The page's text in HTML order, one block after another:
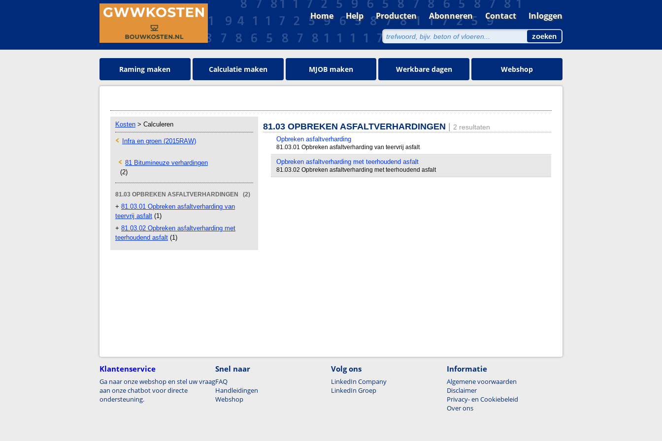
Home Help Producten Abonneren Contact Inloggen
Raming maken Calculatie maken MJOB maken Werkbare dagen Webshop
Kosten > Calculeren
Infra en groen (2015RAW)
81 Bitumineuze verhardingen
(2)
81.03 OPBREKEN ASFALTVERHARDINGEN (2)
+ 81.03.01 Opbreken asfaltverharding van
teervrij asfalt (1)
+ 81.03.02 Opbreken asfaltverharding met
teerhoudend asfalt (1)
81.03 OPBREKEN ASFALTVERHARDINGEN 2 resultaten
Opbreken asfaltverharding
81.03.01 Opbreken asfaltverharding van teervrij asfalt
Opbreken asfaltverharding met teerhoudend asfalt
81.03.02 Opbreken asfaltverharding met teerhoudend asfalt
Klantenservice
Ga naar onze webshop en stel uw vraag
aan onze chatbot voor directe
ondersteuning.
Snel naar
FAQ
Handleidingen
Webshop
Volg ons
LinkedIn Company
LinkedIn Groep
Informatie
Algemene voorwaarden
Disclaimer
Privacy- en Cookiebeleid
Over ons